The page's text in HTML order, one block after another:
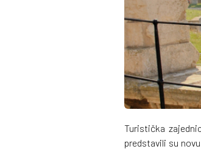
Turistička
predstavili su